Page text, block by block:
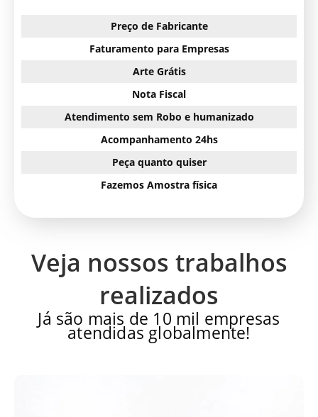
Preço de Fabricante
Faturamento para Empresas
Arte Grátis
Nota Fiscal
Atendimento sem Robo e humanizado
Acompanhamento 24hs
Peça quanto quiser
Fazemos Amostra física
Veja nossos trabalhos
realizados
Já são mais de 10 mil empresas
atendidas globalmente!